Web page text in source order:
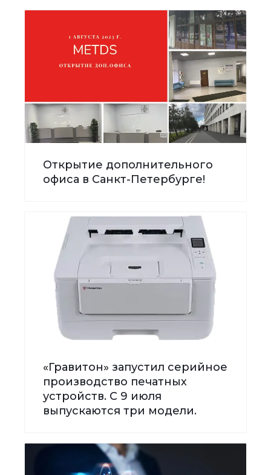
Открытие дополнительного
офиса в Санкт-Петербурге!
«Гравитон» запустил серийное
производство печатных
устройств. С 9 июля
выпускаются три модели.